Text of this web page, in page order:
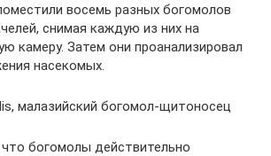
восемь разных богомолов
снимая каждую из них на
камеру. Затем они проанализировал
насекомых.
малазийский богомол-щитоносец
богомолы действительно